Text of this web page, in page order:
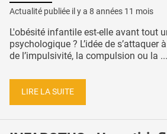
Actualité publiée il y a 8 années 11 mois
L'obésité infantile est-elle avant tout
psychologique ? L’idée de s’attaquer
de l’impulsivité, la compulsion ou la ...
LIRE LA SUITE